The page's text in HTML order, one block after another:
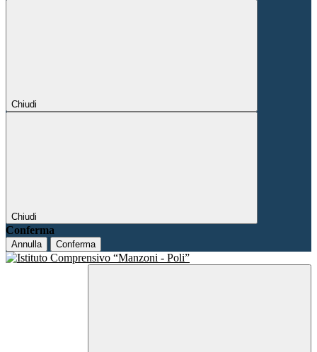
Chiudi
Chiudi
Conferma
Annulla Conferma